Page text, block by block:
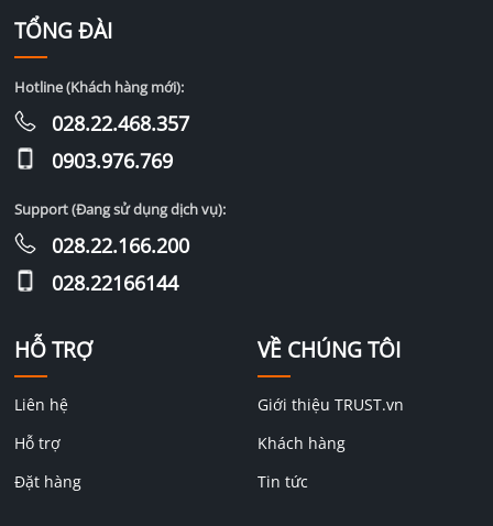
HỖ TRỢ
Liên hệ
Hỗ trợ
Đặt hàng
VỀ CHÚNG TÔI
Giới thiệu TRUST.vn
Khách hàng
Tin tức
TỔNG ĐÀI
Hotline (Khách hàng mới):
028.22.468.357
0903.976.769
Support (Đang sử dụng dịch vụ):
028.22.166.200
028.22166144